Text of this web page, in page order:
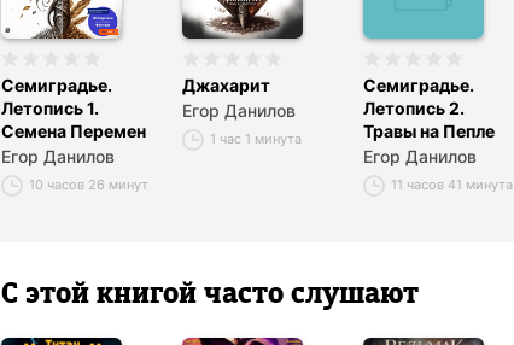
Семиградье.
Летопись 1.
Семена Перемен
Егор Данилов
10 часов 26 минут
Джахарит
Егор Данилов
1 час 1 минута
Семиградье.
Летопись 2.
Травы на Пепле
Егор Данилов
11 часов 41 минута
С этой книгой часто слушают